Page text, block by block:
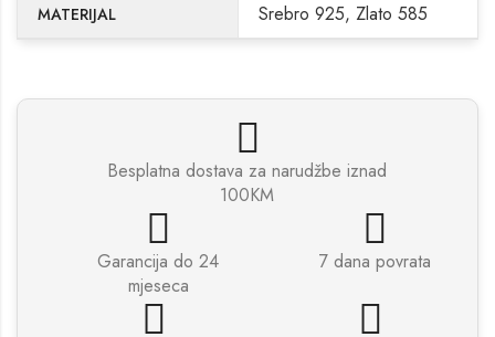
MATERIJAL Srebro 925, Zlato 585
Besplatna dostava za narudžbe iznad
100KM
Garancija do 24
mjeseca
7 dana povrata